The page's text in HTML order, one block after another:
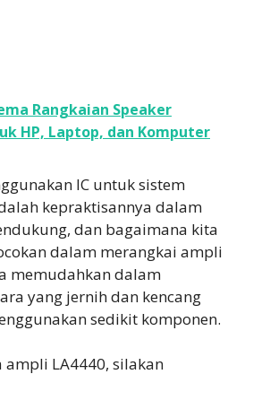
Rangkaian Speaker
HP, Laptop, dan Komputer
IC untuk sistem
kepraktisannya dalam
dan bagaimana kita
dalam merangkai ampli
memudahkan dalam
yang jernih dan kencang
sedikit komponen.
ampli LA4440, silakan